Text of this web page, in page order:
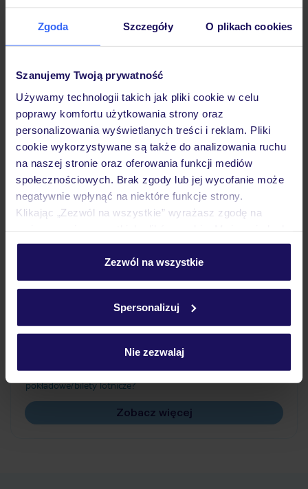
Zgoda Szczegóły O plikach cookies
Szanujemy Twoją prywatność
Używamy technologii takich jak pliki cookie w celu
poprawy komfortu użytkowania strony oraz
personalizowania wyświetlanych treści i reklam. Pliki
cookie wykorzystywane są także do analizowania ruchu
na naszej stronie oraz oferowania funkcji mediów
społecznościowych. Brak zgody lub jej wycofanie może
negatywnie wpłynąć na niektóre funkcje strony.
Klikając „Zezwól na wszystkie” wyrażasz zgodę na
personalizować swój wybór wchodząc w zakładkę
Szczegółowe informacje o plikach cookie znajdziesz
Zezwól na wszystkie
Spersonalizuj
Nie zezwalaj
Pokoje
Wyżywienie
Atrakcje
Ważne informacje
Czy w Hotelu będzie przedstawiciel TUI?
Na jakiej podstawie i gdzie otrzymam karty
pokładowe/bilety lotnicze?
Zobacz więcej